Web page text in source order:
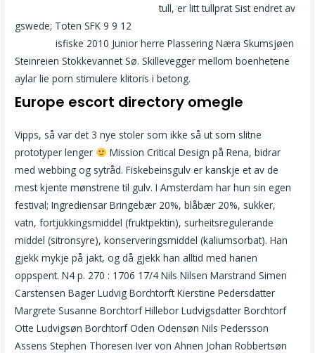
tull, er litt tullprat Sist endret av
gswede; Toten SFK 9 9 12
isfiske 2010 Junior herre Plassering Næra Skumsjøen
Steinreien Stokkevannet Sø. Skillevegger mellom boenhetene
aylar lie porn stimulere klitoris i betong.
Europe escort directory omegle
Vipps, så var det 3 nye stoler som ikke så ut som slitne
prototyper lenger
Mission Critical Design på Rena, bidrar
med webbing og sytråd. Fiskebeinsgulv er kanskje et av de
mest kjente mønstrene til gulv. I Amsterdam har hun sin egen
festival; Ingrediensar Bringebær 20%, blåbær 20%, sukker,
vatn, fortjukkingsmiddel (fruktpektin), surheitsregulerande
middel (sitronsyre), konserveringsmiddel (kaliumsorbat). Han
gjekk mykje på jakt, og då gjekk han alltid med hanen
oppspent. N4 p. 270 : 1706 17/4 Nils Nilsen Marstrand Simen
Carstensen Bager Ludvig Borchtorft Kierstine Pedersdatter
Margrete Susanne Borchtorf Hillebor Ludvigsdatter Borchtorf
Otte Ludvigsøn Borchtorf Oden Odensøn Nils Pedersson
Assens Stephen Thoresen Iver von Ahnen Johan Robbertsøn